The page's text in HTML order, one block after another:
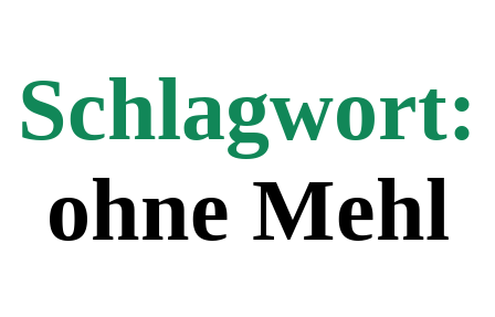
Schlagwort:
ohne Mehl